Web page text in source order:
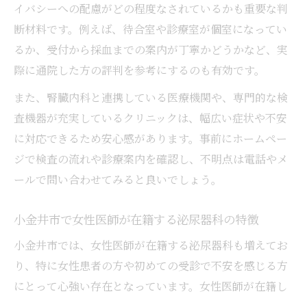
イバシーへの配慮がどの程度なされているかも重要な判
断材料です。例えば、待合室や診療室が個室になってい
るか、受付から採血までの案内が丁寧かどうかなど、実
際に通院した方の評判を参考にするのも有効です。
また、腎臓内科と連携している医療機関や、専門的な検
査機器が充実しているクリニックは、幅広い症状や不安
に対応できるため安心感があります。事前にホームペー
ジで検査の流れや診療案内を確認し、不明点は電話やメ
ールで問い合わせてみると良いでしょう。
小金井市で女性医師が在籍する泌尿器科の特徴
小金井市では、女性医師が在籍する泌尿器科も増えてお
り、特に女性患者の方や初めての受診で不安を感じる方
にとって心強い存在となっています。女性医師が在籍し